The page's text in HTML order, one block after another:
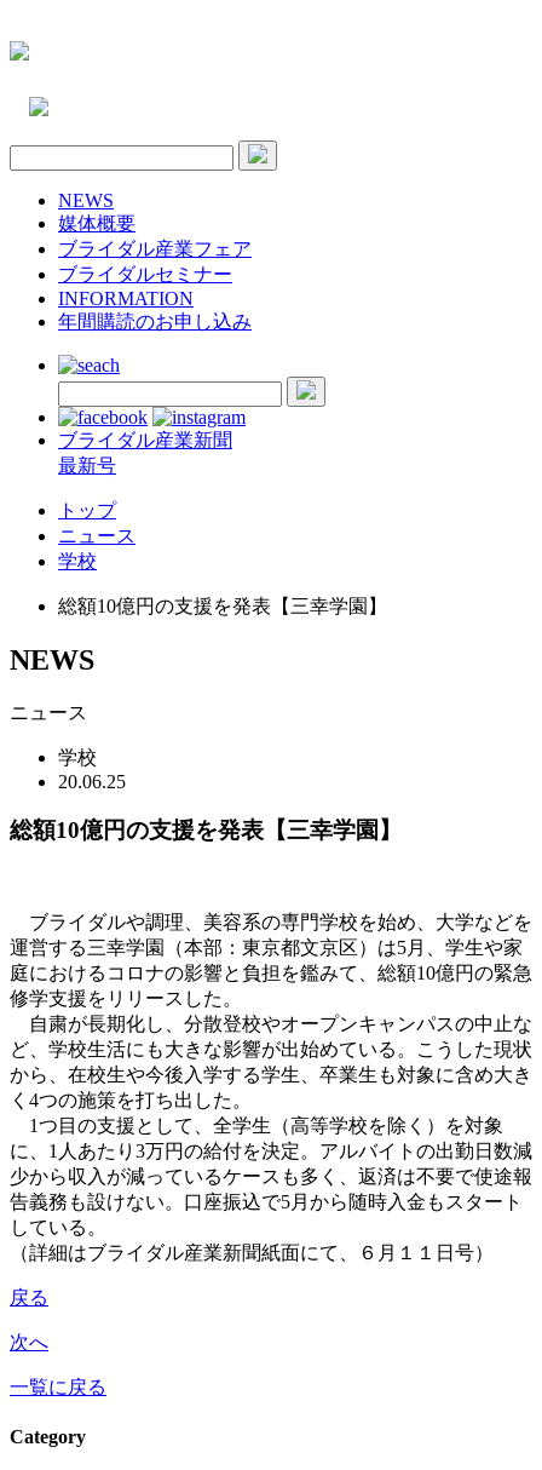
NEWS
媒体概要
ブライダル産業フェア
ブライダルセミナー
INFORMATION
年間購読のお申し込み
ブライダル産業新聞
最新号
トップ
ニュース
学校
総額10億円の支援を発表【三幸学園】
NEWS
ニュース
学校
20.06.25
総額10億円の支援を発表【三幸学園】
ブライダルや調理、美容系の専門学校を始め、大学などを
運営する三幸学園（本部：東京都文京区）は5月、学生や家
庭におけるコロナの影響と負担を鑑みて、総額10億円の緊急
修学支援をリリースした。
自粛が長期化し、分散登校やオープンキャンパスの中止な
ど、学校生活にも大きな影響が出始めている。こうした現状
から、在校生や今後入学する学生、卒業生も対象に含め大き
く4つの施策を打ち出した。
1つ目の支援として、全学生（高等学校を除く）を対象
に、1人あたり3万円の給付を決定。アルバイトの出勤日数減
少から収入が減っているケースも多く、返済は不要で使途報
告義務も設けない。口座振込で5月から随時入金もスタート
している。
（詳細はブライダル産業新聞紙面にて、６月１１日号）
戻る
次へ
一覧に戻る
Category